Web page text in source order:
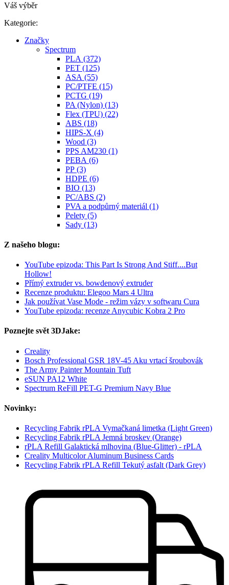
Váš výběr
Kategorie:
Značky
Spectrum
PLA (372)
PET (125)
ASA (55)
PC/PTFE (15)
PCTG (19)
PA (Nylon) (13)
Flex (TPU) (22)
ABS (18)
HIPS-X (4)
Wood (3)
PPS AM230 (1)
PEBA (6)
PP (3)
HDPE (6)
BIO (13)
PC/ABS (2)
PVA a podpůrný materiál (1)
Pelety (5)
Sady (13)
Z našeho blogu:
YouTube epizoda: This Part Is Strong And Stiff....But
Hollow!
Přímý extruder vs. bowdenový extruder
Recenze produktu: Elegoo Mars 4 Ultra
Jak používat Vase Mode - režim vázy v softwaru Cura
YouTube epizoda: recenze Anycubic Kobra 2 Pro
Poznejte svět 3DJake:
Creality
Bosch Professional GSR 18V-45 Aku vrtací šroubovák
The Army Painter Mountain Tuft
eSUN PA12 White
Spectrum ReFill PET-G Premium Navy Blue
Novinky:
Recycling Fabrik rPLA Vymačkaná limetka (Light Green)
Recycling Fabrik rPLA Jemná broskev (Orange)
rPLA Refill Galaktická mlhovina (Blue-Glitter) - rPLA
Creality Multicolor Aluminum Business Cards
Recycling Fabrik rPLA Refill Tekutý asfalt (Dark Grey)